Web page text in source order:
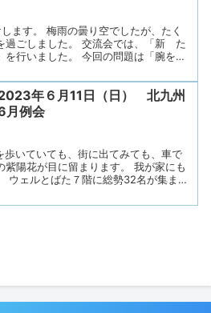
当事者、同行のご家族、会話パート
、言語聴覚士」の順...
ます。 梅雨の曇り空でしたが、たく
過ごしました。 交流会では、「新 た
を行いました。 今回の問題は「腕を広
～ 有志3名が手を上げて下さいま
「腕を広げた長さ」を予想します。
手中指の先から右手中指の先までの
さんは175cm、Cさんは170cmなど
決めていきました。 ★さて。皆さ
、3人の背丈を見ながら考えてい
年６月11日（日） 北九州
月例会
いていても、街に出てみても、車で
紫陽花が目に留まります。 我が家にも
ウェルとばた７階に総勢32名が集まり
温、マスク着用） 7階の部屋も、東部障
あすの会」諸連絡 ２．リラックス体